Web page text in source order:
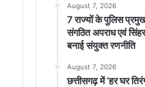
August 7, 2026
7 राज्यों के पुलिस
संगठित अपराध एवं
बनाई संयुक्त रणनीति
August 7, 2026
छत्तीसगढ़ में ‘हर घर